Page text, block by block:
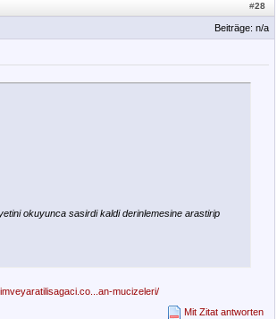
#28
Beiträge: n/a
okuyunca sasirdi kaldi derinlemesine arastirip
mucizeleri/
Mit Zitat antworten